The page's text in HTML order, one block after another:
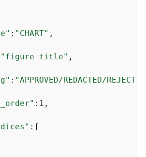
: "CHART" ,
"figure title" ,
: "APPROVED/REDACTED/
:1,
:[